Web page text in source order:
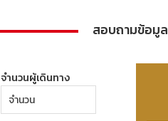
สอบถามข้อมูล
จำนวนผู้เดินทาง